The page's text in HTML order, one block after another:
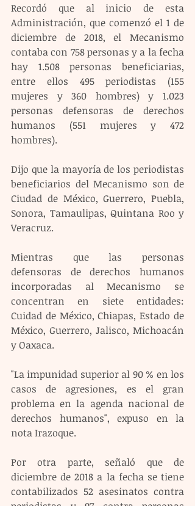
Recordó que al inicio de esta
Administración, que comenzó el 1 de
diciembre de 2018, el Mecanismo
contaba con 758 personas y a la fecha
hay 1.508 personas beneficiarias,
entre ellos 495 periodistas (155
mujeres y 360 hombres) y 1.023
personas defensoras de derechos
humanos (551 mujeres y 472
hombres).
Dijo que la mayoría de los periodistas
beneficiarios del Mecanismo son de
Ciudad de México, Guerrero, Puebla,
Sonora, Tamaulipas, Quintana Roo y
Veracruz.
Mientras que las personas
defensoras de derechos humanos
incorporadas al Mecanismo se
concentran en siete entidades:
Cuidad de México, Chiapas, Estado de
México, Guerrero, Jalisco, Michoacán
y Oaxaca.
"La impunidad superior al 90 % en los
casos de agresiones, es el gran
problema en la agenda nacional de
derechos humanos", expuso en la
nota Irazoque.
Por otra parte, señaló que de
diciembre de 2018 a la fecha se tiene
contabilizados 52 asesinatos contra